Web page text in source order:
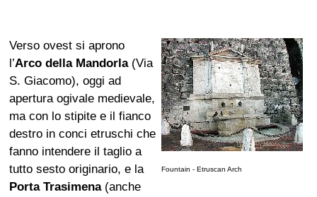
Fountain - Etruscan Arch
Verso ovest si aprono
l’Arco della Mandorla(Via
S. Giacomo), oggi ad
apertura ogivale medievale,
ma con lo stipite e il fianco
destro in conci etruschi che
fanno intendere il taglio a
tutto sesto originario, e la
Porta Trasimena(anche